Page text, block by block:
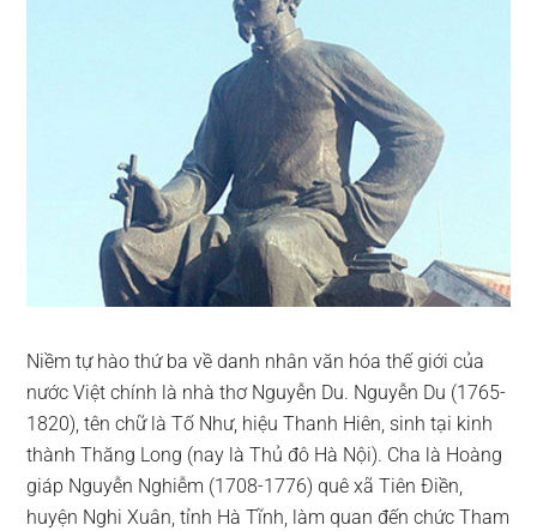
Niềm tự hào thứ ba về danh nhân văn hóa thế giới của
nước Việt chính là nhà thơ Nguyễn Du. Nguyễn Du (1765-
1820), tên chữ là Tố Như, hiệu Thanh Hiên, sinh tại kinh
thành Thăng Long (nay là Thủ đô Hà Nội). Cha là Hoàng
giáp Nguyễn Nghiễm (1708-1776) quê xã Tiên Điền,
huyện Nghi Xuân, tỉnh Hà Tĩnh, làm quan đến chức Tham